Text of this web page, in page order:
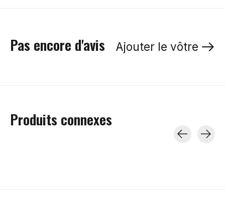
Pas encore d'avis Ajouter le vôtre
Produits connexes